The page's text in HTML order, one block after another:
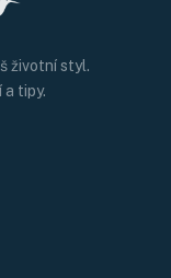
životní styl.
a tipy.